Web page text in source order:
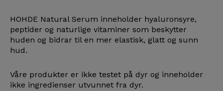
HOHDE Natural Serum inneholder hyaluronsyre,
peptider og naturlige vitaminer som beskytter
huden og bidrar til en mer elastisk, glatt og sunn
hud.
Våre produkter er ikke testet på dyr og inneholder
ikke ingredienser utvunnet fra dyr.